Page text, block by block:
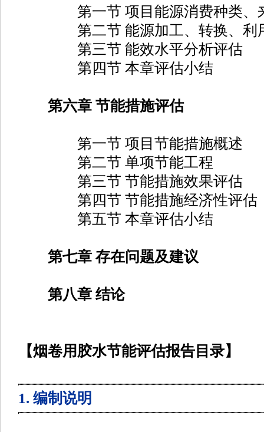
第一节 项目能源消费种类、来
第二节 能源加工、转换、利
第三节 能效水平分析评估
第四节 本章评估小结
第六章 节能措施评估
第一节 项目节能措施概述
第二节 单项节能工程
第三节 节能措施效果评估
第四节 节能措施经济性评估
第五节 本章评估小结
第七章 存在问题及建议
第八章 结论
【烟卷用胶水节能评估报告目录】
1. 编制说明